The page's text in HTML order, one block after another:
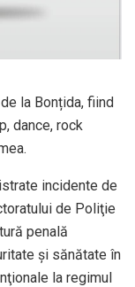
la Bonțida, fiind
dance, rock
incidente de
de Poliţie
penală
și sănătate în
la regimul